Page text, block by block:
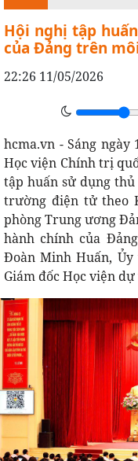
Hội nghị tập
của Đảng trên
22:26 11/05/2026
hcma.vn - Sáng ngày
Học viện Chính trị
tập huấn sử dụng
trường điện tử theo
phòng Trung ương
hành chính của
Đoàn Minh Huấn,
Giám đốc Học viện